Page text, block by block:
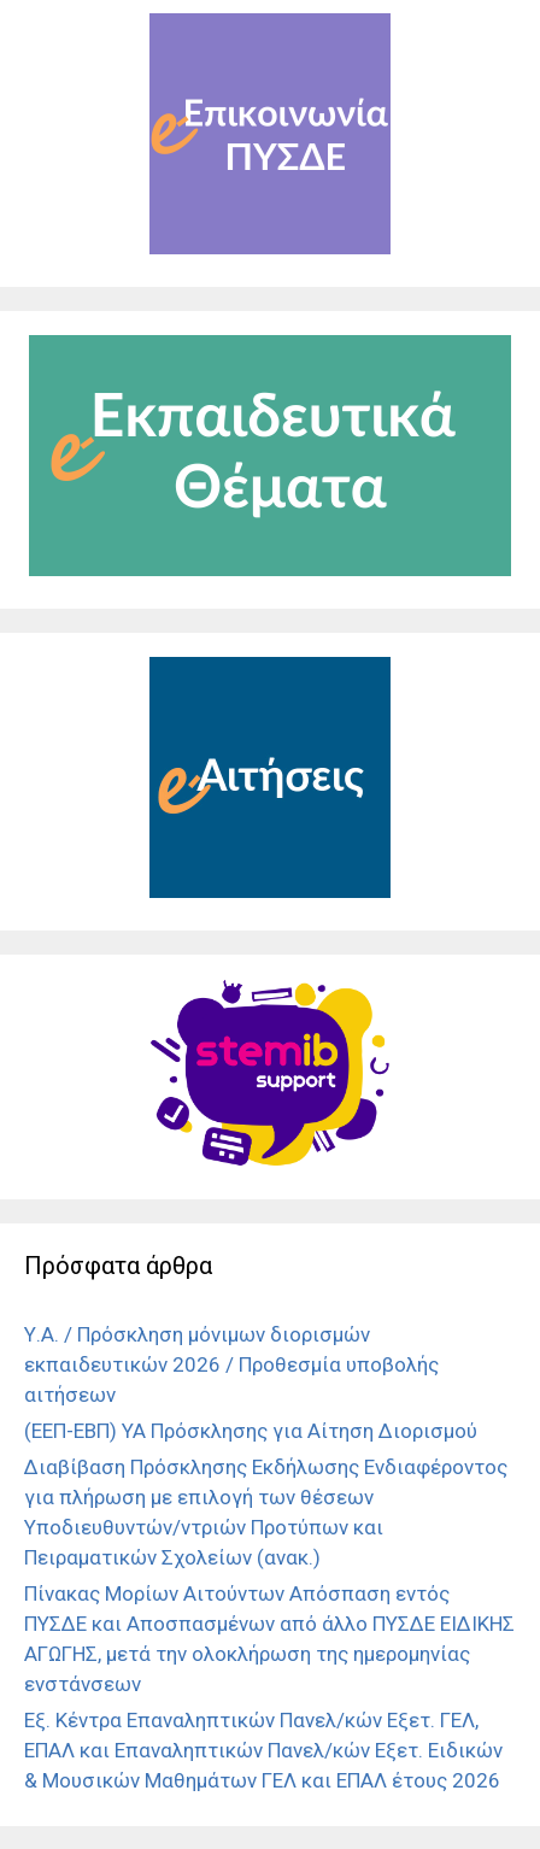
Πρόσφατα άρθρα
Υ.Α. / Πρόσκληση μόνιμων διορισμών
εκπαιδευτικών 2026 / Προθεσμία υποβολής
αιτήσεων
(ΕΕΠ-ΕΒΠ) ΥΑ Πρόσκλησης για Αίτηση Διορισμού
Διαβίβαση Πρόσκλησης Εκδήλωσης Ενδιαφέροντος
για πλήρωση με επιλογή των θέσεων
Υποδιευθυντών/ντριών Προτύπων και
Πειραματικών Σχολείων (ανακ.)
Πίνακας Μορίων Αιτούντων Απόσπαση εντός
ΠΥΣΔΕ και Αποσπασμένων από άλλο ΠΥΣΔΕ ΕΙΔΙΚΗΣ
ΑΓΩΓΗΣ, μετά την ολοκλήρωση της ημερομηνίας
ενστάνσεων
Εξ. Κέντρα Επαναληπτικών Πανελ/κών Εξετ. ΓΕΛ,
ΕΠΑΛ και Επαναληπτικών Πανελ/κών Εξετ. Ειδικών
& Μουσικών Μαθημάτων ΓΕΛ και ΕΠΑΛ έτους 2026